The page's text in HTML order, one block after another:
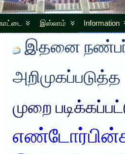
இஸ்லாம் Information
இதனை
அறிமுகப்படுத்த
முறை